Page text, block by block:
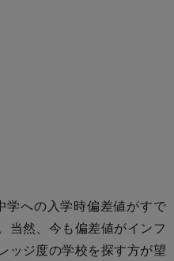
への入学時偏差値がすで
当然、今も偏差値がインフ
ッジ度の学校を探す方が望